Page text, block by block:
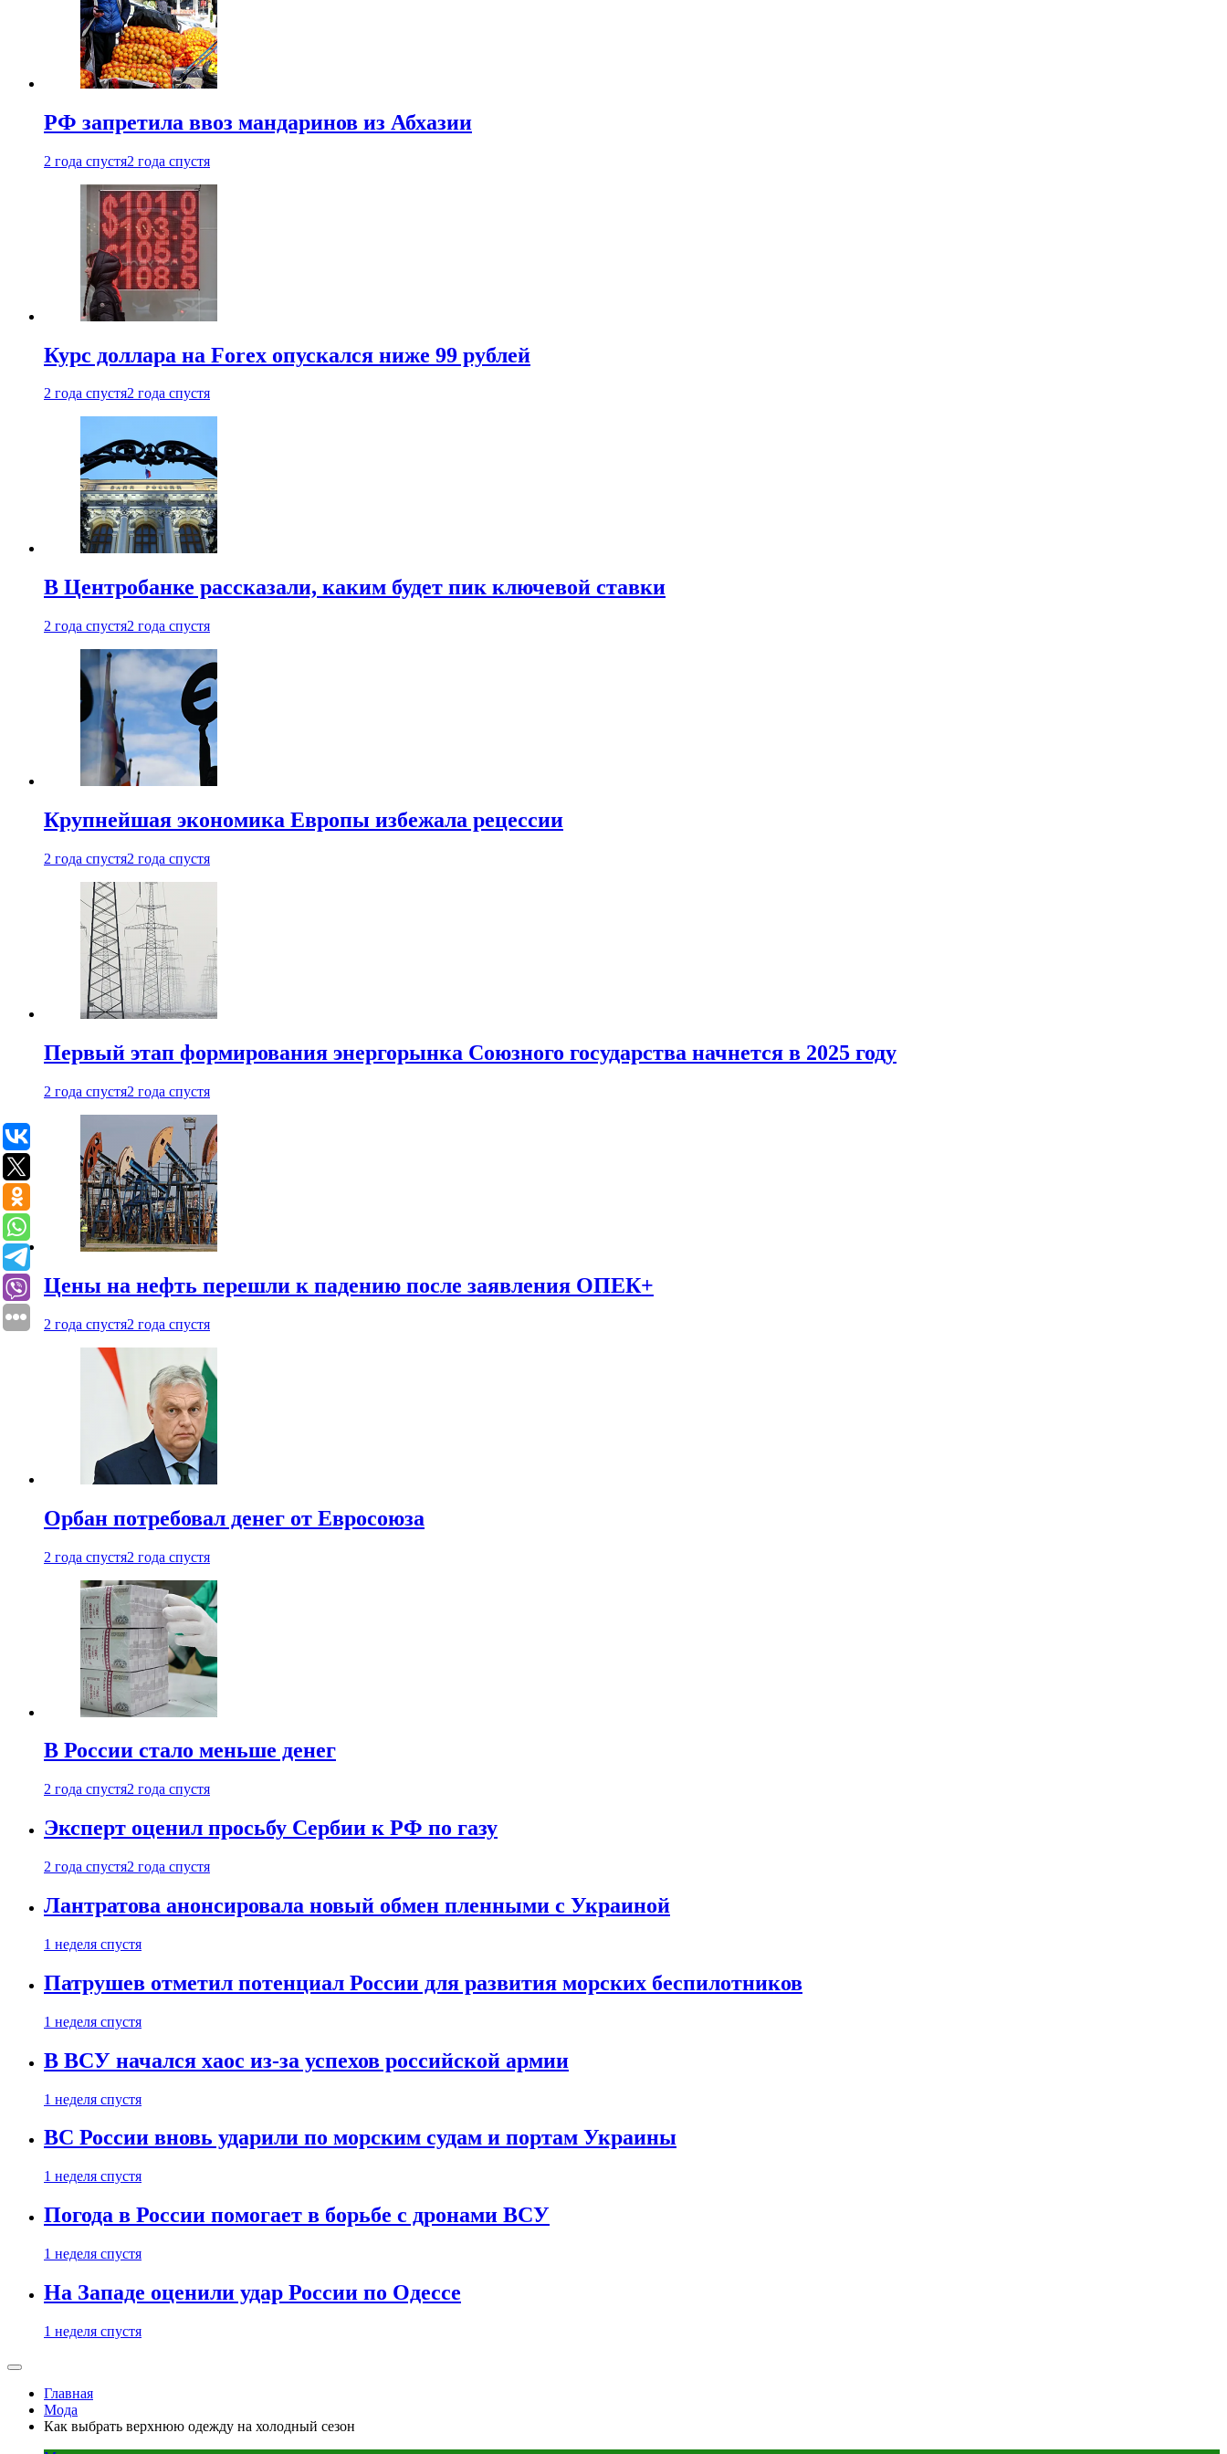
РФ запретила ввоз мандаринов из Абхазии
2 года спустя2 года спустя
Курс доллара на Forex опускался ниже 99 рублей
2 года спустя2 года спустя
В Центробанке рассказали, каким будет пик ключевой ставки
2 года спустя2 года спустя
Крупнейшая экономика Европы избежала рецессии
2 года спустя2 года спустя
Первый этап формирования энергорынка Союзного государства начнется в 2025 году
2 года спустя2 года спустя
Цены на нефть перешли к падению после заявления ОПЕК+
2 года спустя2 года спустя
Орбан потребовал денег от Евросоюза
2 года спустя2 года спустя
В России стало меньше денег
2 года спустя2 года спустя
Эксперт оценил просьбу Сербии к РФ по газу
2 года спустя2 года спустя
Лантратова анонсировала новый обмен пленными с Украиной
1 неделя спустя
Патрушев отметил потенциал России для развития морских беспилотников
1 неделя спустя
В ВСУ начался хаос из-за успехов российской армии
1 неделя спустя
ВС России вновь ударили по морским судам и портам Украины
1 неделя спустя
Погода в России помогает в борьбе с дронами ВСУ
1 неделя спустя
На Западе оценили удар России по Одессе
1 неделя спустя
Главная
Мода
Как выбрать верхнюю одежду на холодный сезон